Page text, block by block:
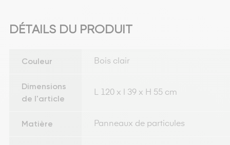
DÉTAILS DU PRODUIT
Couleur Bois clair
Dimensions
de l'article
L 120 x l 39 x H 55 cm
Matière Panneaux de particules